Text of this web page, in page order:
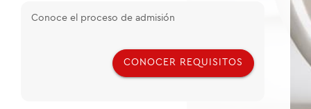
Conoce el proceso de admisión
CONOCER REQUISITOS